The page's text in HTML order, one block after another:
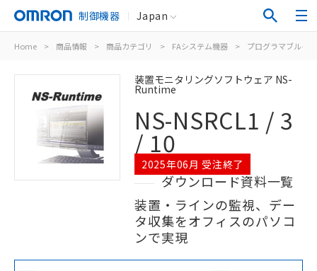
制御機器 Japan
Home > 商品情報 > 商品カテゴリ > FAシステム機器 > プログラマブルタ
装置モニタリングソフトウェア NS-
Runtime
NS-NSRCL1 / 3
/ 10
2025年06月 受注終了
ダウンロード資料一覧
装置・ラインの監視、デー
タ収集をオフィスのパソコ
ンで実現